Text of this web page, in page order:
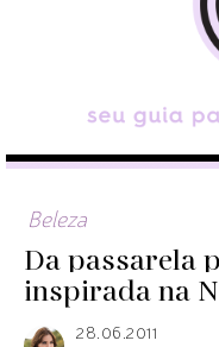
Beleza
Da passarela
inspirada na
28.06.2011